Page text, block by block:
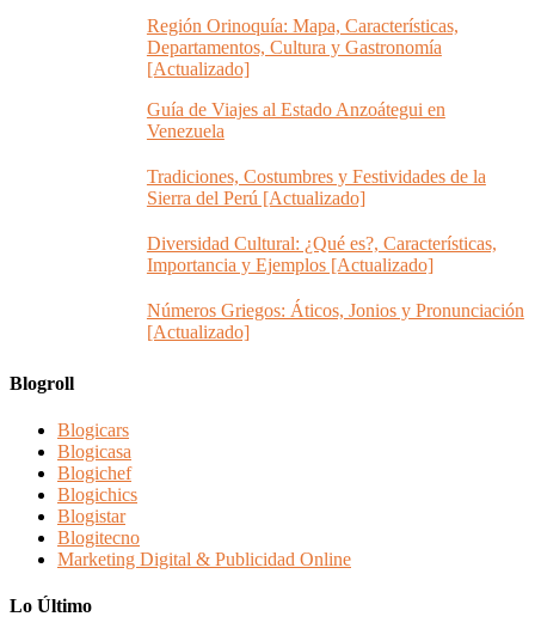
Región Orinoquía: Mapa, Características,
Departamentos, Cultura y Gastronomía
[Actualizado]
Guía de Viajes al Estado Anzoátegui en
Venezuela
Tradiciones, Costumbres y Festividades de la
Sierra del Perú [Actualizado]
Diversidad Cultural: ¿Qué es?, Características,
Importancia y Ejemplos [Actualizado]
Números Griegos: Áticos, Jonios y Pronunciación
[Actualizado]
Blogroll
Blogicars
Blogicasa
Blogichef
Blogichics
Blogistar
Blogitecno
Marketing Digital & Publicidad Online
Lo Último